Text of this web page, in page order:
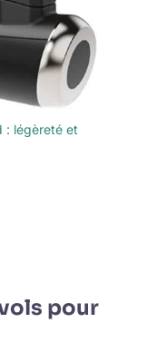
: légèreté et
pour